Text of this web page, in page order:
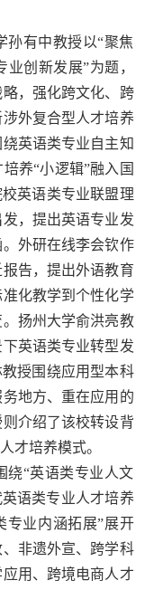
孙有中教授以“聚焦
创新发展”为题，
，强化跨文化、跨
外复合型人才培养
英语类专业自主知
养“小逻辑”融入国
英语类专业联盟理
，提出英语专业发
外研在线李会钦作
告，提出外语教育
化教学到个性化学
扬州大学俞洪亮教
英语类专业转型发
授围绕应用型本科
地方、重在应用的
介绍了该校转设背
才培养模式。
绕“英语类专业人文
语类专业人才培养
专业内涵拓展”展开
非遗外宣、跨学科
用、跨境电商人才